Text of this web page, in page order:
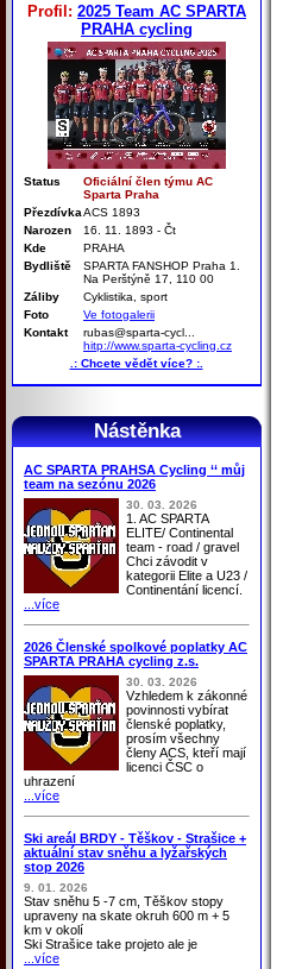
Profil: 2025 Team AC SPARTA
PRAHA cycling
Status
Oficiální člen týmu AC
Sparta Praha
PřezdívkaACS 1893
Narozen
16. 11. 1893 - Čt
Kde
PRAHA
Bydliště
SPARTA FANSHOP Praha 1.
Na Perštýně 17, 110 00
Záliby
Cyklistika, sport
Foto
Ve fotogalerii
Kontakt
rubas@sparta-cycl...
hitp://www.sparta-cycling.cz
.: Chcete vědět více? :.
Nástěnka
AC SPARTA PRAHSA Cycling ‘‘ můj
team na sezónu 2026
30. 03. 2026
1. AC SPARTA
ELITE/ Continental
team - road / gravel
Chci závodit v
kategorii Elite a U23 /
Continentání licencí.
...více
2026 Členské spolkové poplatky AC
SPARTA PRAHA cycling z.s.
30. 03. 2026
Vzhledem k zákonné
povinnosti vybírat
členské poplatky,
prosím všechny
členy ACS, kteří mají
licenci ČSC o
uhrazení
...více
Ski areál BRDY - Těškov - Strašice +
aktuální stav sněhu a lyžařských
stop 2026
9. 01. 2026
Stav sněhu 5 -7 cm, Těškov stopy
upraveny na skate okruh 600 m + 5
km v okolí
Ski Strašice take projeto ale je
...více